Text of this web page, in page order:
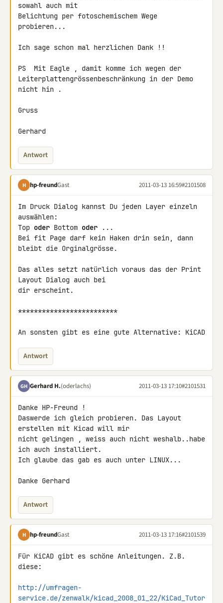
sowahl auch mit
Belichtung per fotoschemischem Wege
probieren...
Ich sage schon mal herzlichen Dank !!
PS  Mit Eagle , damit komme ich wegen der
Leiterplattengrössenbeschränkung in der Demo
nicht hin .
Gruss
Gerhard
Antwort
H hp-freundGast 2011-03-13 16:59#2101508
Im Druck Dialog kannst Du jeden Layer einzeln
auswählen:
Top oder Bottom oder ...
Bei fit Page darf kein Haken drin sein, dann
bleibt die Orginalgrösse.
Das alles setzt natürlich voraus das der Print
Layout Dialog auch bei
dir erscheint.
*************************
An sonsten gibt es eine gute Alternative: KiCAD
Antwort
GH Gerhard H.(oderlachs) 2011-03-13 17:10#2101531
Danke HP-Freund !
Daswerde ich gleich probieren. Das Layout
erstellen mit Kicad will mir
nicht gelingen , weiss auch nicht weshalb..habe
ich auch installiert.
Ich glaube das gab es auch unter LINUX...
Danke Gerhard
Antwort
H hp-freundGast 2011-03-13 17:16#2101539
Für KiCAD gibt es schöne Anleitungen. Z.B.
diese:
http://umfragen-
service.de/zenwalk/kicad_2008_01_22/KiCad_Tutor